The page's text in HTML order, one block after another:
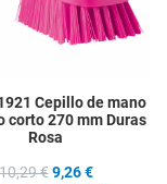
Cepillo de mano
corto 270 mm Duras
Rosa
€ 9,26 €